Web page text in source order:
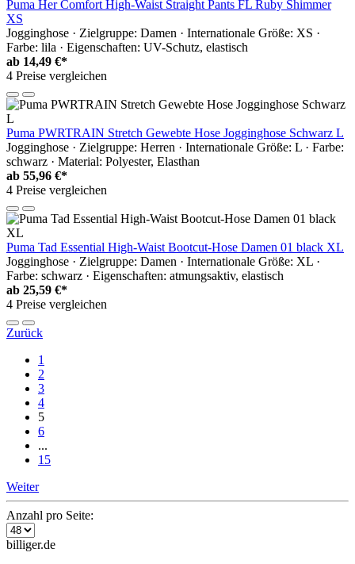
Puma Her Comfort High-Waist Straight Pants FL Ruby Shimmer
XS
Jogginghose · Zielgruppe: Damen · Internationale Größe: XS ·
Farbe: lila · Eigenschaften: UV-Schutz, elastisch
ab 14,49 €*
4 Preise vergleichen
Puma PWRTRAIN Stretch Gewebte Hose Jogginghose Schwarz L
Jogginghose · Zielgruppe: Herren · Internationale Größe: L · Farbe:
schwarz · Material: Polyester, Elasthan
ab 55,96 €*
4 Preise vergleichen
Puma Tad Essential High-Waist Bootcut-Hose Damen 01 black XL
Jogginghose · Zielgruppe: Damen · Internationale Größe: XL ·
Farbe: schwarz · Eigenschaften: atmungsaktiv, elastisch
ab 25,59 €*
4 Preise vergleichen
Zurück
1
2
3
4
5
6
...
15
Weiter
Anzahl pro Seite:
billiger.de